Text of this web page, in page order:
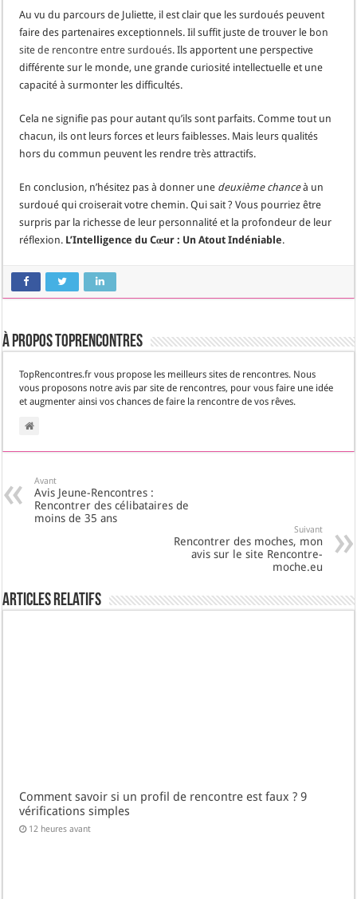
Au vu du parcours de Juliette, il est clair que les surdoués peuvent
faire des partenaires exceptionnels. Iil suffit juste de trouver le bon
site de rencontre entre surdoués. Ils apportent une perspective
différente sur le monde, une grande curiosité intellectuelle et une
capacité à surmonter les difficultés.
Cela ne signifie pas pour autant qu’ils sont parfaits. Comme tout un
chacun, ils ont leurs forces et leurs faiblesses. Mais leurs qualités
hors du commun peuvent les rendre très attractifs.
En conclusion, n’hésitez pas à donner une deuxième chanceà un
surdoué qui croiserait votre chemin. Qui sait ? Vous pourriez être
surpris par la richesse de leur personnalité et la profondeur de leur
réflexion. L’Intelligence du Cœur : Un Atout Indéniable.
À propos TopRencontres
TopRencontres.fr vous propose les meilleurs sites de rencontres. Nous
vous proposons notre avis par site de rencontres, pour vous faire une idée
et augmenter ainsi vos chances de faire la rencontre de vos rêves.
Avant
Avis Jeune-Rencontres :
Rencontrer des célibataires de
moins de 35 ans
Suivant
Rencontrer des moches, mon
avis sur le site Rencontre-
moche.eu
Articles Relatifs
Comment savoir si un profil de rencontre est faux ? 9
vérifications simples
12 heures avant